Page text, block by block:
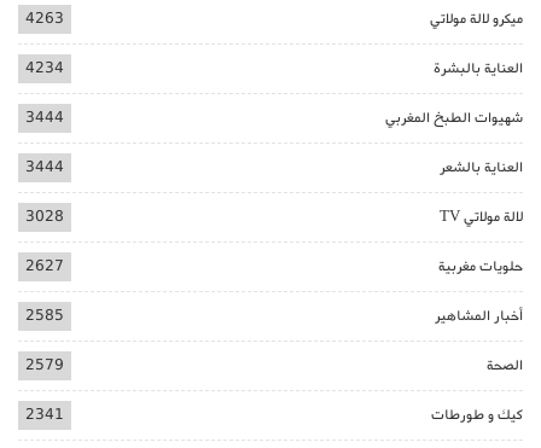
ميكرو لالة مولاتي 4263
العناية بالبشرة 4234
شهيوات الطبخ المغربي 3444
العناية بالشعر 3444
لالة مولاتي TV 3028
حلويات مغربية 2627
أخبار المشاهير 2585
الصحة 2579
كيك و طورطات 2341